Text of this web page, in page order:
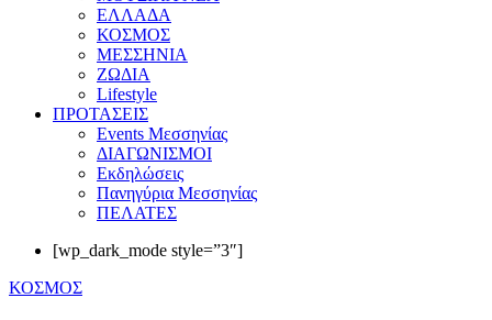
ΕΛΛΑΔΑ
ΚΟΣΜΟΣ
ΜΕΣΣΗΝΙΑ
ΖΩΔΙΑ
Lifestyle
ΠΡΟΤΑΣΕΙΣ
Events Μεσσηνίας
ΔΙΑΓΩΝΙΣΜΟΙ
Εκδηλώσεις
Πανηγύρια Μεσσηνίας
ΠΕΛΑΤΕΣ
[wp_dark_mode style=”3″]
ΚΟΣΜΟΣ